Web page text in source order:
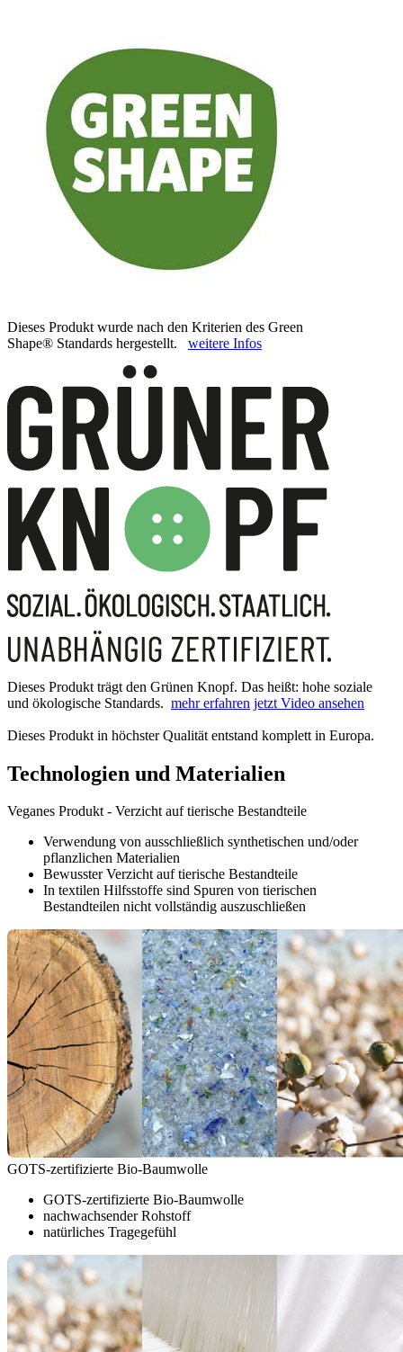
Dieses Produkt wurde nach den Kriterien des Green
Shape® Standards hergestellt. weitere Infos
Dieses Produkt trägt den Grünen Knopf. Das heißt: hohe soziale
und ökologische Standards. mehr erfahren jetzt Video ansehen
Dieses Produkt in höchster Qualität entstand komplett in Europa.
Technologien und Materialien
Veganes Produkt - Verzicht auf tierische Bestandteile
Verwendung von ausschließlich synthetischen und/oder
pflanzlichen Materialien
Bewusster Verzicht auf tierische Bestandteile
In textilen Hilfsstoffe sind Spuren von tierischen
Bestandteilen nicht vollständig auszuschließen
GOTS-zertifizierte Bio-Baumwolle
GOTS-zertifizierte Bio-Baumwolle
nachwachsender Rohstoff
natürliches Tragegefühl